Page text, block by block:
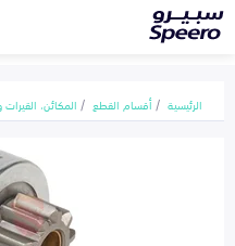
الرئيسية أقسام القطع المكائن،